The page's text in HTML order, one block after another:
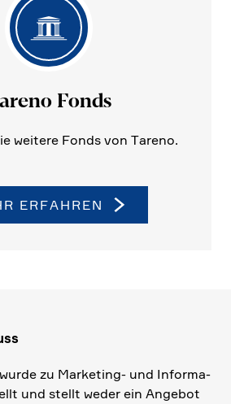
Fonds
weitere Fonds von Tareno.
ERFAHREN
zu Marke­ting- und Infor­ma­
und stellt weder ein Angebot